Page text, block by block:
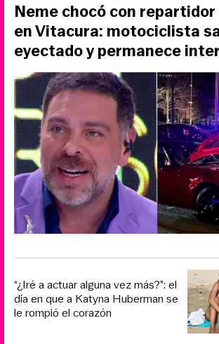
Neme chocó con
en Vitacura: motociclista
eyectado y permanece
“¿Iré a actuar alguna vez más?”: el
día en que a Katyna Huberman se
le rompió el corazón